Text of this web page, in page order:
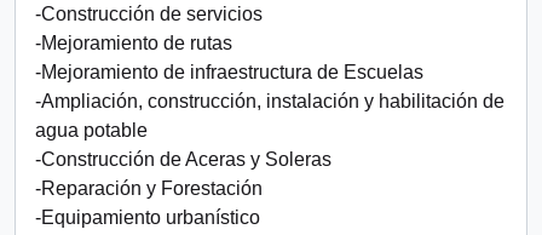
-Construcción de servicios
-Mejoramiento de rutas
-Mejoramiento de infraestructura de Escuelas
-Ampliación, construcción, instalación y habilitación de
agua potable
-Construcción de Aceras y Soleras
-Reparación y Forestación
-Equipamiento urbanístico